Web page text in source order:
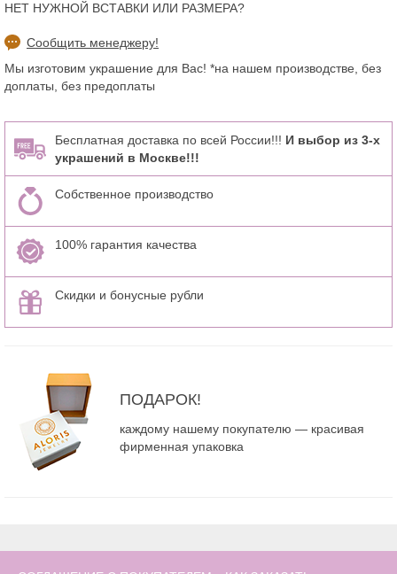
НЕТ НУЖНОЙ ВСТАВКИ ИЛИ РАЗМЕРА?
Сообщить менеджеру!
Мы изготовим украшение для Вас! *на нашем производстве, без
доплаты, без предоплаты
Бесплатная доставка по всей России!!! И выбор из 3-х
украшений в Москве!!!
Собственное производство
100% гарантия качества
Скидки и бонусные рубли
ПОДАРОК!
каждому нашему покупателю — красивая
фирменная упаковка